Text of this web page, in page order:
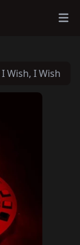
I Wish, I Wish